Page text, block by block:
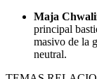
Maja
principal
masivo de la
neutral.